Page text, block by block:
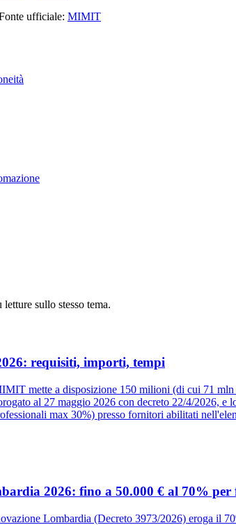
ufficiale: MIMIT
letture sullo stesso tema.
requisiti, importi, tempi
mette a disposizione 150 milioni (di cui 71
al 27 maggio 2026 con decreto 22/4/2026, e
max 30%) presso fornitori abilitati
2026: fino a 50.000 € al 70%
Lombardia (Decreto 3973/2026) eroga il